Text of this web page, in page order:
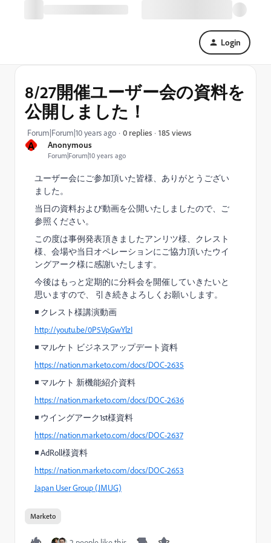
Login
A Anonymous
Forum|Forum|10 years ago
8/27開催ユーザー会の資料を
公開しました！
Forum|Forum|10 years ago 0 replies 185 views
ユーザー会にご参加頂いた皆様、ありがとうござい
ました。
当日の資料および動画を公開いたしましたので、ご
参照ください。
この度は事例発表頂きましたアンリツ様、クレスト
様、会場や当日オペレーションにご協力頂いたウイ
ングアーク様に感謝いたします。
今後はもっと定期的に分科会を開催していきたいと
思いますので、 引き続きよろしくお願いします。
◾️ クレスト様講演動画
http://youtu.be/0P5VpGwYlzI
◾️ マルケト ビジネスアップデート資料
https://nation.marketo.com/docs/DOC-2635
◾️ マルケト 新機能紹介資料
https://nation.marketo.com/docs/DOC-2636
◾️ ウイングアーク1st様資料
https://nation.marketo.com/docs/DOC-2637
◾️ AdRoll様資料
https://nation.marketo.com/docs/DOC-2653
Japan User Group (JMUG)
Marketo